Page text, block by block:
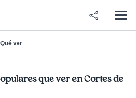
Qué ver
que ver en Cortes de